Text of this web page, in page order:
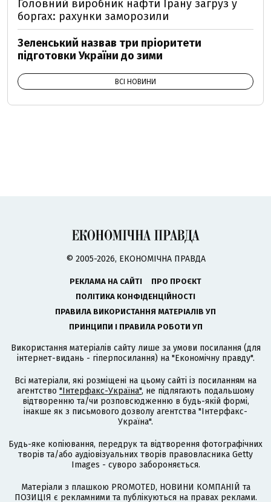
Головний виробник нафти Ірану загруз у
боргах: рахунки заморозили
Зеленський назвав три пріоритети
підготовки України до зими
ВСІ НОВИНИ
© 2005-2026, ЕКОНОМІЧНА ПРАВДА
РЕКЛАМА НА САЙТІ
ПРО ПРОЄКТ
ПОЛІТИКА КОНФІДЕНЦІЙНОСТІ
ПРАВИЛА ВИКОРИСТАННЯ МАТЕРІАЛІВ УП
ПРИНЦИПИ І ПРАВИЛА РОБОТИ УП
Використання матеріалів сайту лише за умови посилання (для
інтернет-видань - гіперпосилання) на "Економічну правду".
Всі матеріали, які розміщені на цьому сайті із посиланням на
агентство "Інтерфакс-Україна", не підлягають подальшому
відтворенню та/чи розповсюдженню в будь-якій формі,
інакше як з письмового дозволу агентства "Інтерфакс-
Україна".
Будь-яке копіювання, передрук та відтворення фотографічних
творів та/або аудіовізуальних творів правовласника Getty
Images - суворо забороняється.
Матеріали з плашкою PROMOTED, НОВИНИ КОМПАНІЙ та
ПОЗИЦІЯ є рекламними та публікуються на правах реклами.